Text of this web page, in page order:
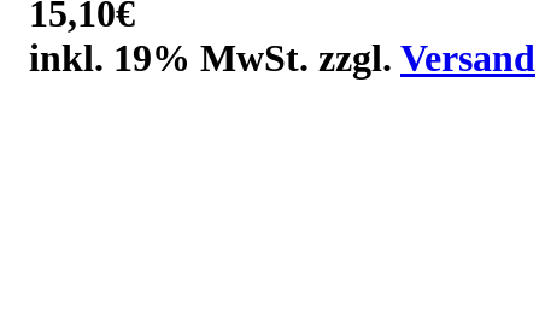
15,10€
inkl. 19% MwSt. zzgl. Versand